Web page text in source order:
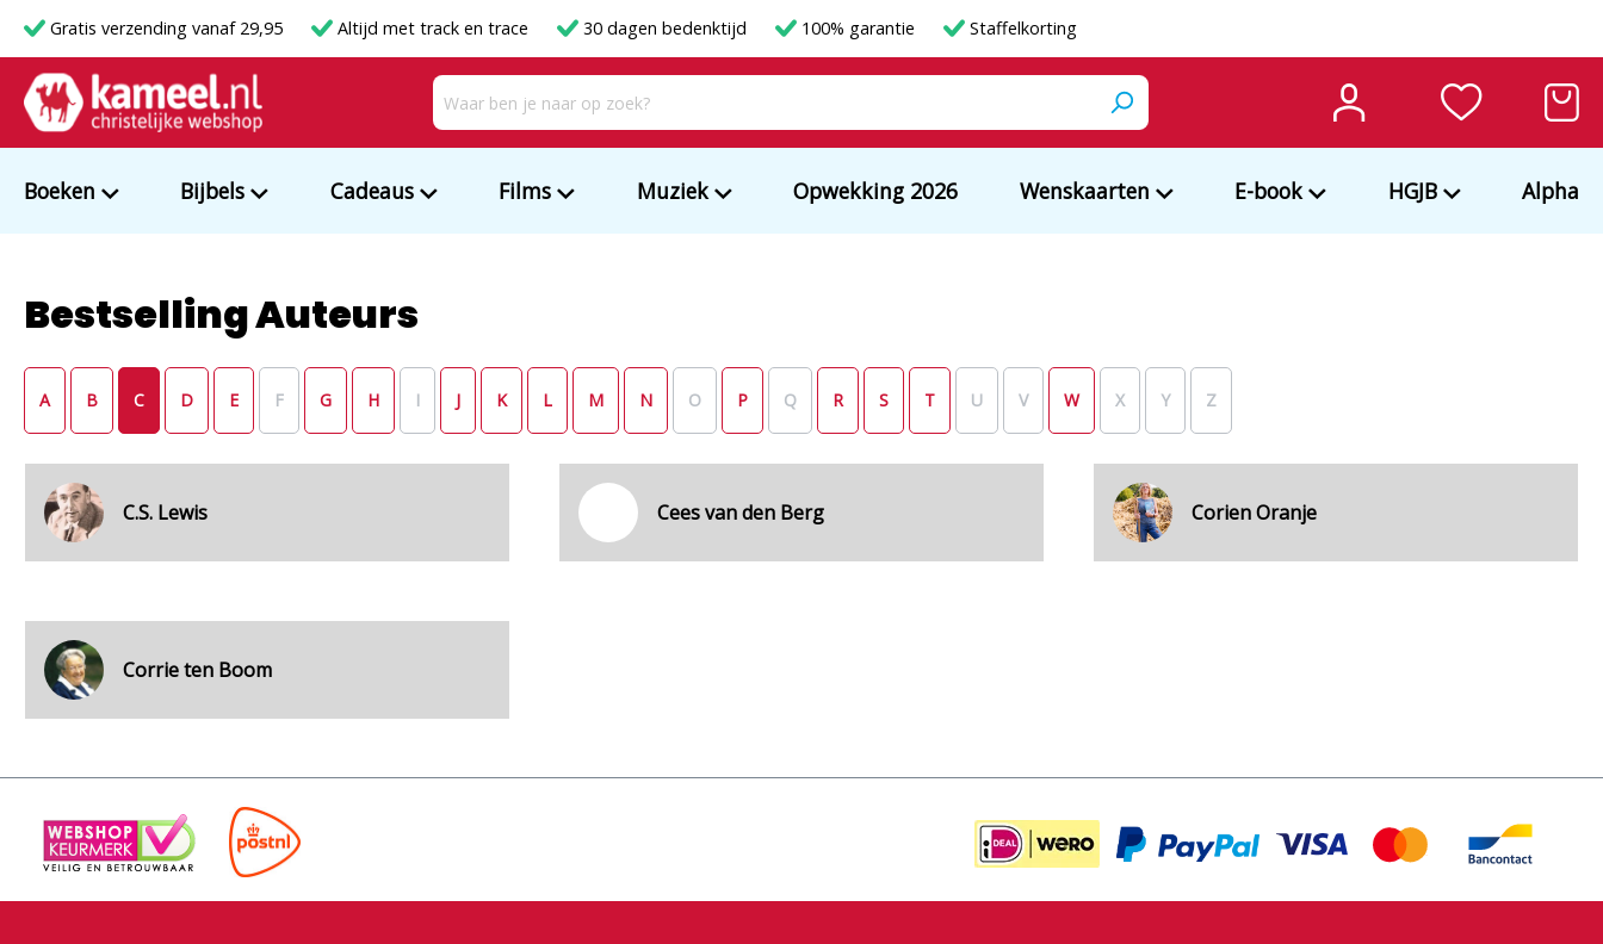
Gratis verzending vanaf 29,95 Altijd met track en trace 30 dagen bedenktijd 100% garantie Staffelkorting
Boeken Bijbels Cadeaus Films Muziek Opwekking 2026 Wenskaarten E-book HGJB Alpha
Bestselling Auteurs
A B C D E F G H I J K L M N O P Q R S T U V W X Y Z
C.S. Lewis Cees van den Berg Corien Oranje
Corrie ten Boom